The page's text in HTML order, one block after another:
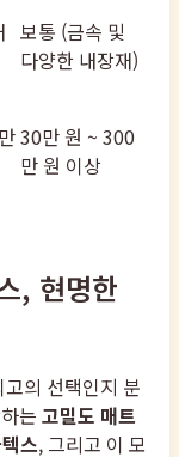
보통 (금속 및
다양한 내장재)
30만 원 ~ 300
만 원 이상
, 현명한
의 선택인지 분
는 고밀도 매트
스, 그리고 이 모